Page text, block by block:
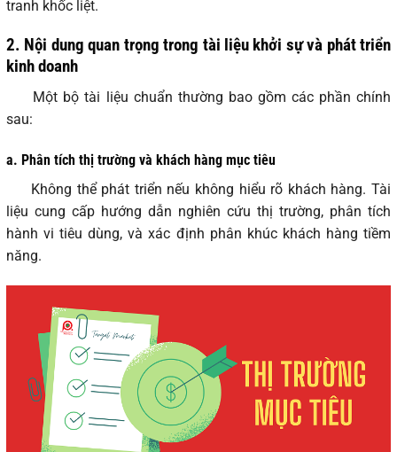
tranh khốc liệt.
2. Nội dung quan trọng trong tài liệu khởi sự và phát triển
kinh doanh
Một bộ tài liệu chuẩn thường bao gồm các phần chính
sau:
a. Phân tích thị trường và khách hàng mục tiêu
Không thể phát triển nếu không hiểu rõ khách hàng. Tài
liệu cung cấp hướng dẫn nghiên cứu thị trường, phân tích
hành vi tiêu dùng, và xác định phân khúc khách hàng tiềm
năng.